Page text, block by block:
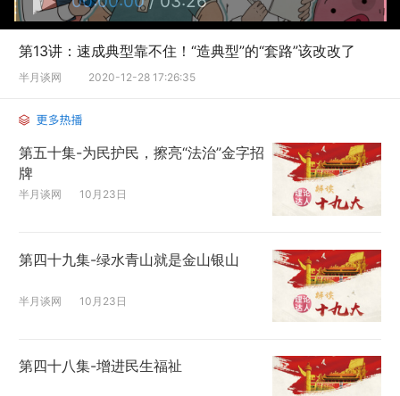
第13讲：速成典型靠不住！“造典型”的“套路”该改改了
半月谈网 2020-12-28 17:26:35
第五十集-为民护民，擦亮“法治”金字招
牌
半月谈网 10月23日
第四十九集-绿水青山就是金山银山
半月谈网 10月23日
第四十八集-增进民生福祉